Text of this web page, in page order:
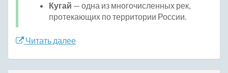
Кугай — одна из многочисленных рек,
протекающих по территории России.
Читать далее